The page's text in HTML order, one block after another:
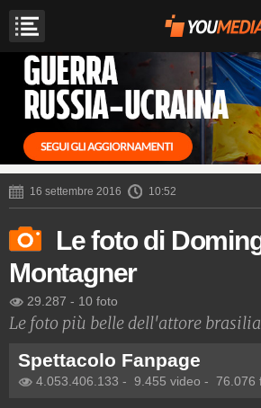
16 settembre 2016 10:52
Le foto di
Montagner
29.287 - 10 foto
Le foto più belle dell'attore
Spettacolo Fanpage
4.053.406.133 - 9.455 video - 76.076